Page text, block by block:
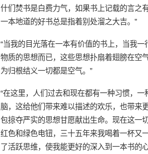
什们焚书是白费力气，如果书上记载的言之
一本地道的好书总是指着别处溜之大吉。”
“当我的目光落在一本有价值的书上，当我
物质的思想而已，这些思想扑扇着翅膀在空
为归根结义一切都是空气。”
“在这里，人们过去和现在都有一种习惯，
脑，这给他们带来难以描述的欢乐，也带来
包掠夺严实的思想甘愿献出生命。现在这一
红色和绿色电钮，三十五年来我喝着一杯又
了活跃思维，使我能更好的深入到一本书的